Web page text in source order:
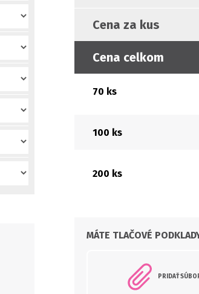
PRIDAŤ
Cena za kus
Cena celkom
70 ks
100 ks
200 ks